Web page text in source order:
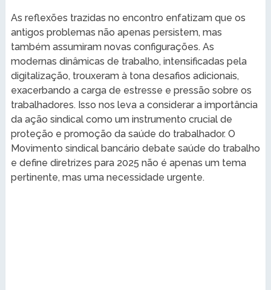
As reflexões trazidas no encontro enfatizam que os
antigos problemas não apenas persistem, mas
também assumiram novas configurações. As
modernas dinâmicas de trabalho, intensificadas pela
digitalização, trouxeram à tona desafios adicionais,
exacerbando a carga de estresse e pressão sobre os
trabalhadores. Isso nos leva a considerar a importância
da ação sindical como um instrumento crucial de
proteção e promoção da saúde do trabalhador. O
Movimento sindical bancário debate saúde do trabalho
e define diretrizes para 2025 não é apenas um tema
pertinente, mas uma necessidade urgente.